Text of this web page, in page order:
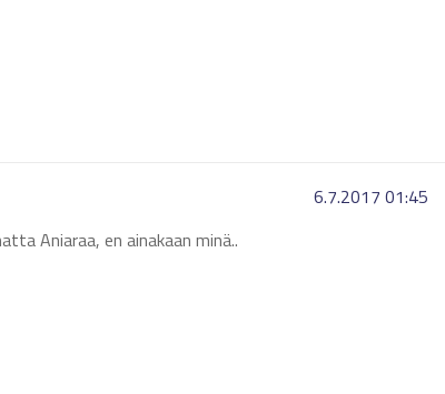
6.7.2017 01:45
Aniaraa, en ainakaan minä..